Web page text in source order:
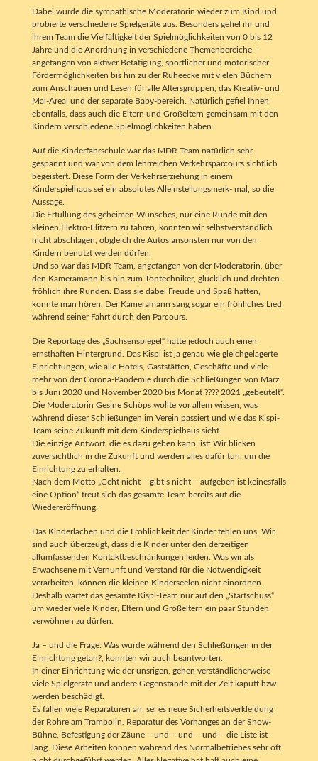
Dabei wurde die sympathische Moderatorin wieder zum Kind und
probierte verschiedene Spielgeräte aus. Besonders gefiel ihr und
ihrem Team die Vielfältigkeit der Spielmöglichkeiten von 0 bis 12
Jahre und die Anordnung in verschiedene Themenbereiche –
angefangen von aktiver Betätigung, sportlicher und motorischer
Fördermöglichkeiten bis hin zu der Ruheecke mit vielen Büchern
zum Anschauen und Lesen für alle Altersgruppen, das Kreativ- und
Mal-Areal und der separate Baby-bereich. Natürlich gefiel Ihnen
ebenfalls, dass auch die Eltern und Großeltern gemeinsam mit den
Kindern verschiedene Spielmöglichkeiten haben.
Auf die Kinderfahrschule war das MDR-Team natürlich sehr
gespannt und war von dem lehrreichen Verkehrsparcours sichtlich
begeistert. Diese Form der Verkehrserziehung in einem
Kinderspielhaus sei ein absolutes Alleinstellungsmerk- mal, so die
Aussage.
Die Erfüllung des geheimen Wunsches, nur eine Runde mit den
kleinen Elektro-Flitzern zu fahren, konnten wir selbstverständlich
nicht abschlagen, obgleich die Autos ansonsten nur von den
Kindern benutzt werden dürfen.
Und so war das MDR-Team, angefangen von der Moderatorin, über
den Kameramann bis hin zum Tontechniker, glücklich und drehten
fröhlich ihre Runden. Dass sie dabei Freude und Spaß hatten,
konnte man hören. Der Kameramann sang sogar ein fröhliches Lied
während seiner Fahrt durch den Parcours.
Die Reportage des „Sachsenspiegel“ hatte jedoch auch einen
ernsthaften Hintergrund. Das Kispi ist ja genau wie gleichgelagerte
Einrichtungen, wie alle Hotels, Gaststätten, Geschäfte und viele
mehr von der Corona-Pandemie durch die Schließungen von März
bis Juni 2020 und November 2020 bis Monat ???? 2021 „gebeutelt“.
Die Moderatorin Gesine Schöps wollte vor allem wissen, was
während dieser Schließungen im Verein passiert und wie das Kispi-
Team seine Zukunft mit dem Kinderspielhaus sieht.
Die einzige Antwort, die es dazu geben kann, ist: Wir blicken
zuversichtlich in die Zukunft und werden alles dafür tun, um die
Einrichtung zu erhalten.
Nach dem Motto „Geht nicht – gibt’s nicht – aufgeben ist keinesfalls
eine Option“ freut sich das gesamte Team bereits auf die
Wiedereröffnung.
Das Kinderlachen und die Fröhlichkeit der Kinder fehlen uns. Wir
sind auch überzeugt, dass die Kinder unter den derzeitigen
allumfassenden Kontaktbeschränkungen leiden. Was wir als
Erwachsene mit Vernunft und Verstand für die Notwendigkeit
verarbeiten, können die kleinen Kinderseelen nicht einordnen.
Deshalb wartet das gesamte Kispi-Team nur auf den „Startschuss“
um wieder viele Kinder, Eltern und Großeltern ein paar Stunden
verwöhnen zu dürfen.
Ja – und die Frage: Was wurde während den Schließungen in der
Einrichtung getan?, konnten wir auch beantworten.
In einer Einrichtung wie der unsrigen, gehen verständlicherweise
viele Spielgeräte und andere Gegenstände mit der Zeit kaputt bzw.
werden beschädigt.
Es fallen viele Reparaturen an, sei es neue Sicherheitsverkleidung
der Rohre am Trampolin, Reparatur des Vorhanges an der Show-
Bühne, Befestigung der Zäune – und – und – und – die Liste ist
lang. Diese Arbeiten können während des Normalbetriebes sehr oft